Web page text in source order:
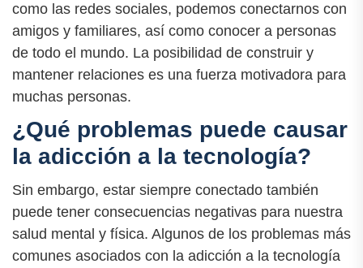
como las redes sociales, podemos conectarnos con
amigos y familiares, así como conocer a personas
de todo el mundo. La posibilidad de construir y
mantener relaciones es una fuerza motivadora para
muchas personas.
¿Qué problemas puede causar
la adicción a la tecnología?
Sin embargo, estar siempre conectado también
puede tener consecuencias negativas para nuestra
salud mental y física. Algunos de los problemas más
comunes asociados con la adicción a la tecnología